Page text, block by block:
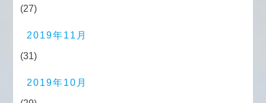
(27)
2019年11月
(31)
2019年10月